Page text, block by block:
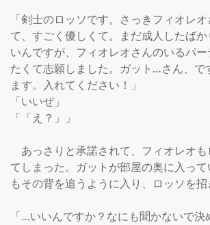
「剣士のロッソです。さっきフィオレ
て、すごく優しくて。まだ成人したば
いんですが、フィオレオさんのいるパ
たくて志願しました。ガット…さん、で
ます。入れてください！」
「いいぜ」
「「え？」」
あっさりと承諾されて、フィオレオも
てしまった。ガットが部屋の奥に入っ
もその背を追うように入り、ロッソを招
「…いいんですか？なにも聞かないで決